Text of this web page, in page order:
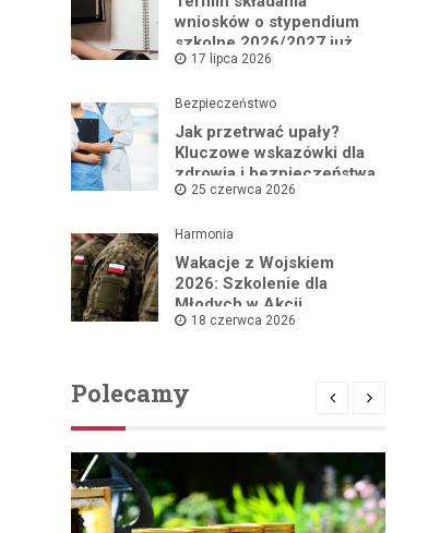
wniosków o stypendium
szkolne 2026/2027 już
blisko!
17 lipca 2026
Bezpieczeństwo
Jak przetrwać upały?
Kluczowe wskazówki dla
zdrowia i bezpieczeństwa
25 czerwca 2026
Harmonia
Wakacje z Wojskiem
2026: Szkolenie dla
Młodych w Akcji
18 czerwca 2026
Polecamy